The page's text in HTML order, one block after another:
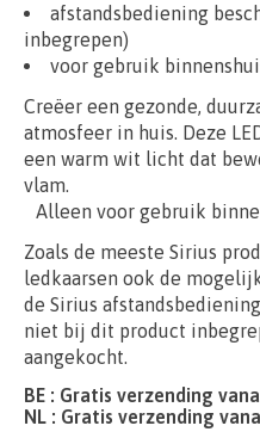
afstandsbediening
inbegrepen)
voor gebruik
Creëer een gezonde,
atmosfeer in huis. Deze
een warm wit licht dat
vlam.
Alleen voor gebruik
Zoals de meeste Sirius
ledkaarsen ook de
de Sirius
niet bij dit product
aangekocht.
BE : Gratis verzending
NL : Gratis verzending